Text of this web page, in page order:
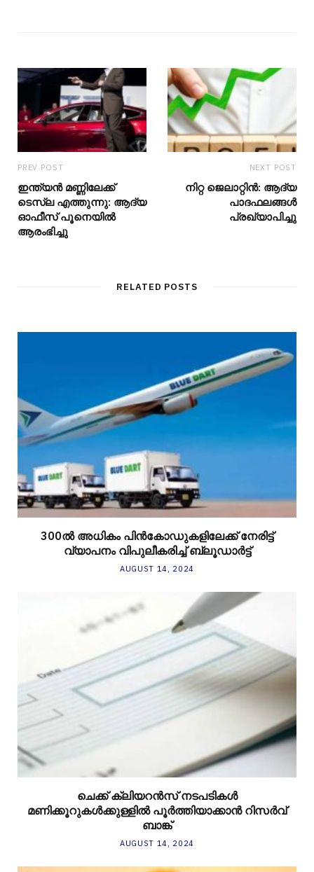
PREV POST
ഇന്ത്യൻ മണ്ണിലേക്ക്
ടെസ്‌ല എത്തുന്നു: ആദ്യ
ഓഫീസ് പൂനെയിൽ
ആരംഭിച്ചു
NEXT POST
നിറ്റ ജെലാറ്റിൻ: ആദ്യ
പാദഫലങ്ങൾ
പ്രഖ്യാപിച്ചു
RELATED POSTS
300ല്‍ അധികം പിന്‍കോഡുകളിലേക്ക് നേരിട്ട്
വ്യാപനം വിപുലീകരിച്ച് ബ്ലൂഡാര്‍ട്ട്
AUGUST 14, 2024
ചെക്ക് ക്ലിയറന്‍സ് നടപടികള്‍
മണിക്കൂറുകള്‍ക്കുള്ളില്‍ പൂര്‍ത്തിയാക്കാന്‍ റിസര്‍വ്
ബാങ്ക്
AUGUST 14, 2024